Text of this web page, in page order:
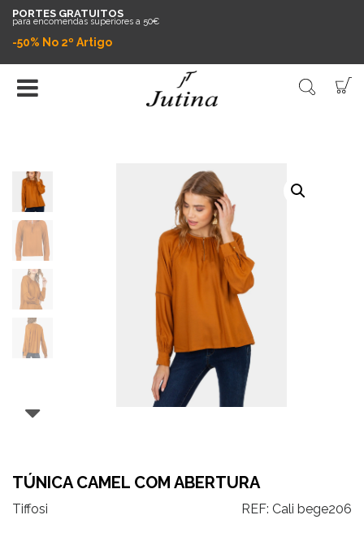
PORTES GRATUITOS
para encomendas superiores a 50€
-50% No 2º Artigo
TÚNICA CAMEL COM ABERTURA
Tiffosi REF: Cali bege206